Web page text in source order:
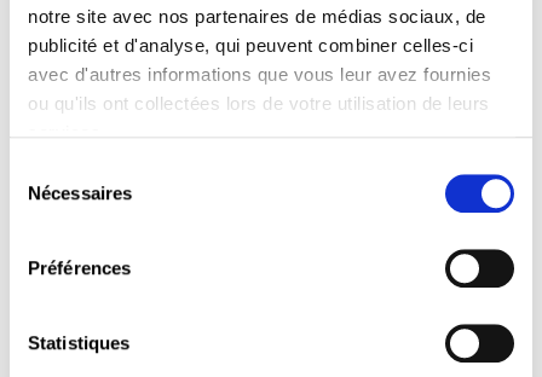
notre site avec nos partenaires de médias sociaux, de
publicité et d'analyse, qui peuvent combiner celles-ci
avec d'autres informations que vous leur avez fournies
ou qu'ils ont collectées lors de votre utilisation de leurs
Nécessaires
Préférences
Statistiques
La CSL vous propose ses Ateliers thématiques sur
l’heure de midi, ouverts à tous !
Des courtes séances d’information/formation pour
le grand public d’environ 1h30,
Lieu : Dans le bâtiment de la CSL en face des
12h15 à 13h45